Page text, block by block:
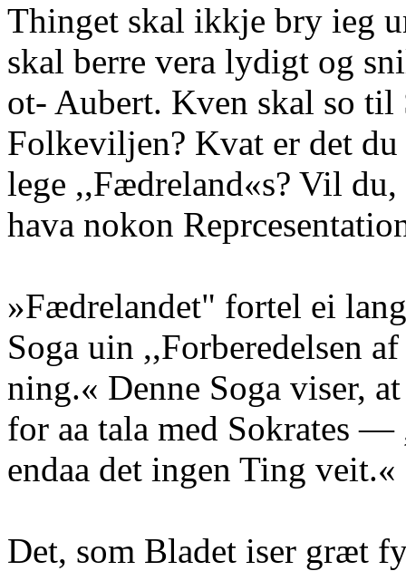
Thinget skal ikkje bry ieg
skal berre vera lydigt og
ot- Aubert. Kven skal so til
Folkeviljen? Kvat er det du
lege ,,Fædreland«s? Vil
hava nokon
»Fædrelandet" fortel ei
Soga uin ,,Forberedelsen
ning.« Denne Soga viser,
for aa tala med Sokrates
endaa det ingen Ting veit.«
Det, som Bladet iser græt